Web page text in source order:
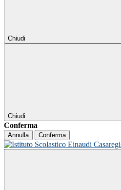
Chiudi
Chiudi
Conferma
Annulla Conferma